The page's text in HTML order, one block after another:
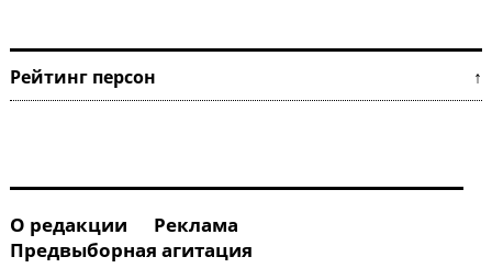
Рейтинг персон ↑
О редакции
Реклама
Предвыборная агитация